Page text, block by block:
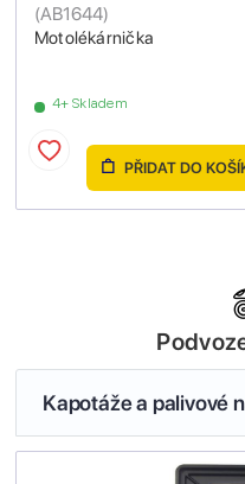
Motolékárnička
(AB1644)
4+ Skladem
PŘIDAT DO
Kapotáže a palivové